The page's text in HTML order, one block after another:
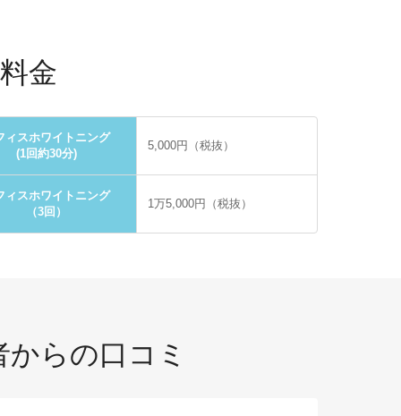
金
ィスホワイトニング
(1回約30分)
5,000円（税抜）
ィスホワイトニング
（3回）
1万5,000円（税抜）
からの口コミ